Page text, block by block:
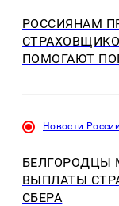
РОССИЯНАМ
ПОМОГАЮТ
Новости России
БЕЛГОРОДЦЫ
ВЫПЛАТЫ
СБЕРА